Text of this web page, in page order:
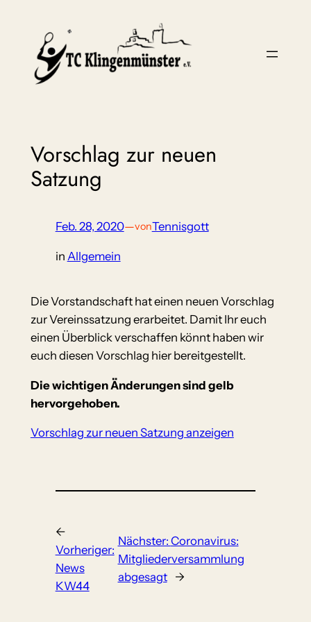
springen
Vorschlag zur neuen
Satzung
Feb. 28, 2020—vonTennisgott
in Allgemein
Die Vorstandschaft hat einen neuen Vorschlag
zur Vereinssatzung erarbeitet. Damit Ihr euch
einen Überblick verschaffen könnt haben wir
euch diesen Vorschlag hier bereitgestellt.
Die wichtigen Änderungen sind gelb
hervorgehoben.
Vorschlag zur neuen Satzung anzeigen
←
Vorheriger:
News
KW44
Nächster: Coronavirus:
Mitgliederversammlung
abgesagt
→